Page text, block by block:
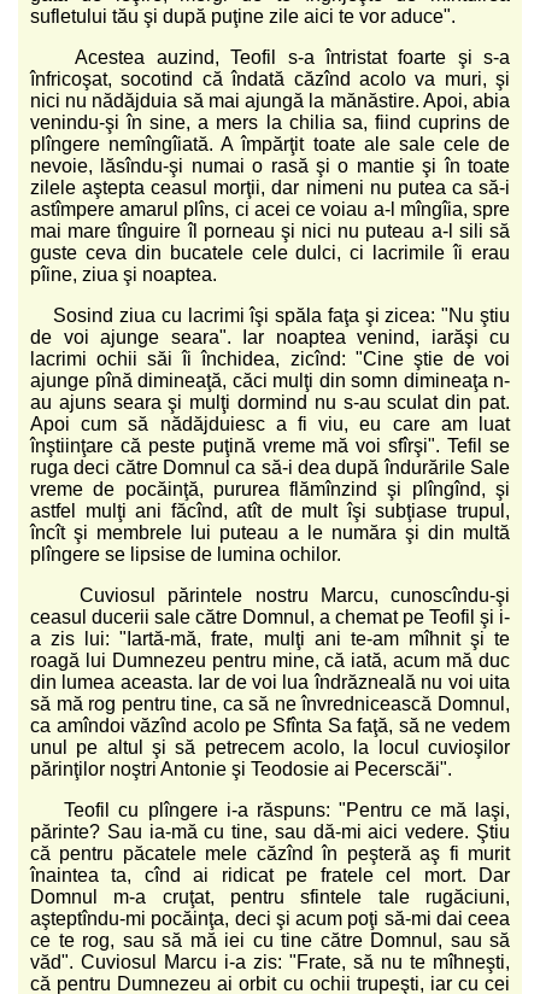
sufletului tău şi după puţine zile aici te vor aduce".
Acestea auzind, Teofil s-a întristat foarte şi s-a
înfricoşat, socotind că îndată căzînd acolo va muri, şi
nici nu nădăjduia să mai ajungă la mănăstire. Apoi, abia
venindu-şi în sine, a mers la chilia sa, fiind cuprins de
plîngere nemîngîiată. A împărţit toate ale sale cele de
nevoie, lăsîndu-şi numai o rasă şi o mantie şi în toate
zilele aştepta ceasul morţii, dar nimeni nu putea ca să-i
astîmpere amarul plîns, ci acei ce voiau a-l mîngîia, spre
mai mare tînguire îl porneau şi nici nu puteau a-l sili să
guste ceva din bucatele cele dulci, ci lacrimile îi erau
pîine, ziua şi noaptea.
Sosind ziua cu lacrimi îşi spăla faţa şi zicea: "Nu ştiu
de voi ajunge seara". Iar noaptea venind, iarăşi cu
lacrimi ochii săi îi închidea, zicînd: "Cine ştie de voi
ajunge pînă dimineaţă, căci mulţi din somn dimineaţa n-
au ajuns seara şi mulţi dormind nu s-au sculat din pat.
Apoi cum să nădăjduiesc a fi viu, eu care am luat
înştiinţare că peste puţină vreme mă voi sfîrşi". Tefil se
ruga deci către Domnul ca să-i dea după îndurările Sale
vreme de pocăinţă, pururea flămînzind şi plîngînd, şi
astfel mulţi ani făcînd, atît de mult îşi subţiase trupul,
încît şi membrele lui puteau a le număra şi din multă
plîngere se lipsise de lumina ochilor.
Cuviosul părintele nostru Marcu, cunoscîndu-şi
ceasul ducerii sale către Domnul, a chemat pe Teofil şi i-
a zis lui: "Iartă-mă, frate, mulţi ani te-am mîhnit şi te
roagă lui Dumnezeu pentru mine, că iată, acum mă duc
din lumea aceasta. Iar de voi lua îndrăzneală nu voi uita
să mă rog pentru tine, ca să ne învrednicească Domnul,
ca amîndoi văzînd acolo pe Sfînta Sa faţă, să ne vedem
unul pe altul şi să petrecem acolo, la locul cuvioşilor
părinţilor noştri Antonie şi Teodosie ai Pecerscăi".
Teofil cu plîngere i-a răspuns: "Pentru ce mă laşi,
părinte? Sau ia-mă cu tine, sau dă-mi aici vedere. Ştiu
că pentru păcatele mele căzînd în peşteră aş fi murit
înaintea ta, cînd ai ridicat pe fratele cel mort. Dar
Domnul m-a cruţat, pentru sfintele tale rugăciuni,
aşteptîndu-mi pocăinţa, deci şi acum poţi să-mi dai ceea
ce te rog, sau să mă iei cu tine către Domnul, sau să
văd". Cuviosul Marcu i-a zis: "Frate, să nu te mîhneşti,
că pentru Dumnezeu ai orbit cu ochii trupeşti, iar cu cei